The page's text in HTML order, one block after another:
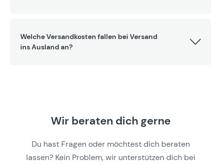
Welche Versandkosten fallen bei Versand
ins Ausland an?
Wir beraten dich gerne
Du hast Fragen oder möchtest dich beraten
lassen? Kein Problem, wir unterstützen dich bei